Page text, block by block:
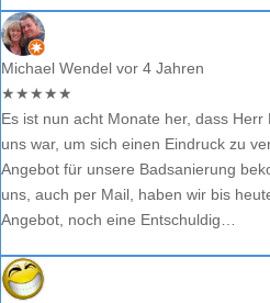
Michael Wendel vor 4 Jahren
★★★★★
Es ist nun acht Monate her, dass
uns war, um sich einen Eindruck zu
Angebot für unsere Badsanierung
uns, auch per Mail, haben wir bis
Angebot, noch eine Entschuldig…